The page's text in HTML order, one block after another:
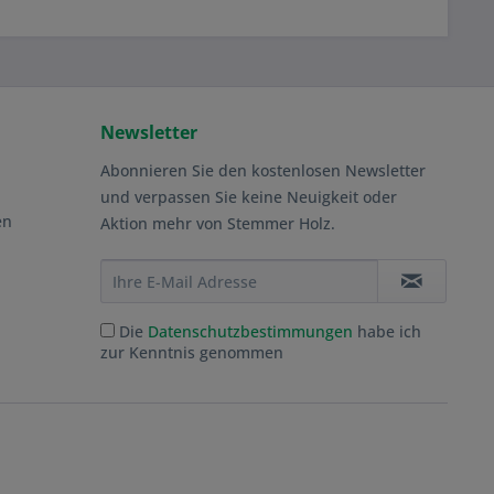
Newsletter
Abonnieren Sie den kostenlosen Newsletter
und verpassen Sie keine Neuigkeit oder
Aktion mehr von Stemmer Holz.
Die Datenschutzbestimmungen habe ich
zur Kenntnis genommen